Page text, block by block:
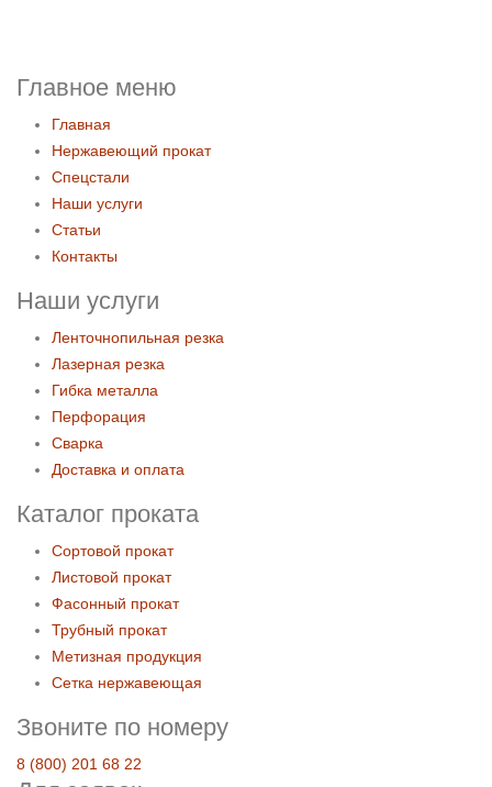
Главное меню
Главная
Нержавеющий прокат
Спецстали
Наши услуги
Статьи
Контакты
Наши услуги
Ленточнопильная резка
Лазерная резка
Гибка металла
Перфорация
Сварка
Доставка и оплата
Каталог проката
Сортовой прокат
Листовой прокат
Фасонный прокат
Трубный прокат
Метизная продукция
Сетка нержавеющая
Звоните по номеру
8 (800) 201 68 22